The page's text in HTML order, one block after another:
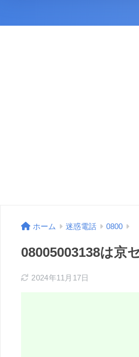
ホーム 迷惑電話 0800
08005003138は京
2024年11月17日